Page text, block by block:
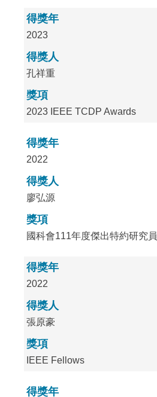
得獎年
2023
得獎人
孔祥重
獎項
2023 IEEE TCDP Awards
得獎年
2022
得獎人
廖弘源
獎項
國科會111年度傑出特約研究員
得獎年
2022
得獎人
張原豪
獎項
IEEE Fellows
得獎年